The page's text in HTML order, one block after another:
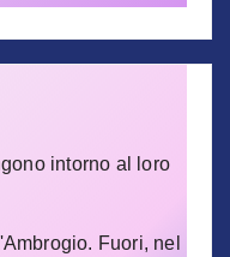
intorno al loro
Fuori, nel